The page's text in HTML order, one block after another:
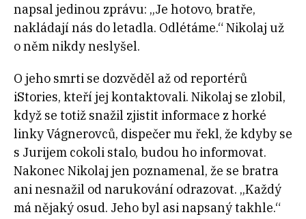
napsal jedinou zprávu: „Je hotovo, bratře,
nakládají nás do letadla. Odlétáme.“ Nikolaj už
o něm nikdy neslyšel.
O jeho smrti se dozvěděl až od reportérů
iStories, kteří jej kontaktovali. Nikolaj se zlobil,
když se totiž snažil zjistit informace z horké
linky Vágnerovců, dispečer mu řekl, že kdyby se
s Jurijem cokoli stalo, budou ho informovat.
Nakonec Nikolaj jen poznamenal, že se bratra
ani nesnažil od narukování odrazovat. „Každý
má nějaký osud. Jeho byl asi napsaný takhle.“